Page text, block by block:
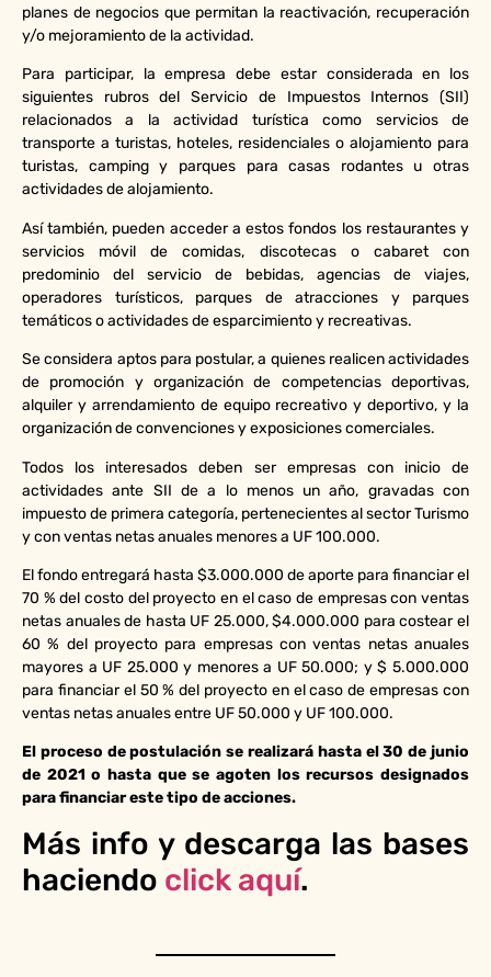
planes de negocios que permitan la reactivación, recuperación
y/o mejoramiento de la actividad.
Para participar, la empresa debe estar considerada en los
siguientes rubros del Servicio de Impuestos Internos (SII)
relacionados a la actividad turística como servicios de
transporte a turistas, hoteles, residenciales o alojamiento para
turistas, camping y parques para casas rodantes u otras
actividades de alojamiento.
Así también, pueden acceder a estos fondos los restaurantes y
servicios móvil de comidas, discotecas o cabaret con
predominio del servicio de bebidas, agencias de viajes,
operadores turísticos, parques de atracciones y parques
temáticos o actividades de esparcimiento y recreativas.
Se considera aptos para postular, a quienes realicen actividades
de promoción y organización de competencias deportivas,
alquiler y arrendamiento de equipo recreativo y deportivo, y la
organización de convenciones y exposiciones comerciales.
Todos los interesados deben ser empresas con inicio de
actividades ante SII de a lo menos un año, gravadas con
impuesto de primera categoría, pertenecientes al sector Turismo
y con ventas netas anuales menores a UF 100.000.
El fondo entregará hasta $3.000.000 de aporte para financiar el
70 % del costo del proyecto en el caso de empresas con ventas
netas anuales de hasta UF 25.000, $4.000.000 para costear el
60 % del proyecto para empresas con ventas netas anuales
mayores a UF 25.000 y menores a UF 50.000; y $ 5.000.000
para financiar el 50 % del proyecto en el caso de empresas con
ventas netas anuales entre UF 50.000 y UF 100.000.
El proceso de postulación se realizará hasta el 30 de junio
de 2021 o hasta que se agoten los recursos designados
para financiar este tipo de acciones.
Más info y descarga las bases
haciendo click aquí.